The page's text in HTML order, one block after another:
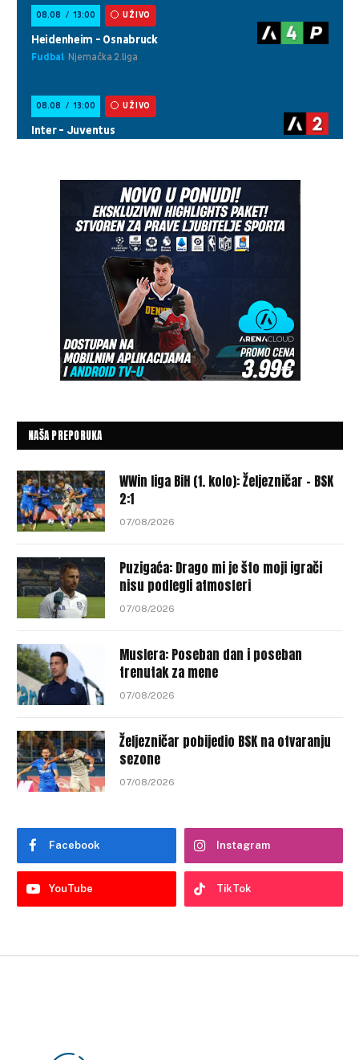
NAŠA PREPORUKA
WWin liga BiH (1. kolo): Željezničar – BSK
2:1
07/08/2026
Puzigaća: Drago mi je što moji igrači
nisu podlegli atmosferi
07/08/2026
Muslera: Poseban dan i poseban
trenutak za mene
07/08/2026
Željezničar pobijedio BSK na otvaranju
sezone
07/08/2026
Facebook Instagram
YouTube TikTok